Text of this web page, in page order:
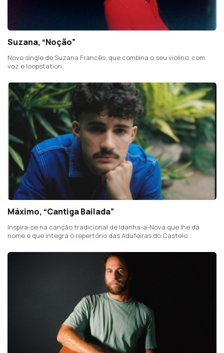
Suzana, “Noção”
Novo single de Suzana Francês, que combina o seu violino, com
voz e loopstation.
Máximo, “Cantiga Bailada”
Inspira-se na canção tradicional de Idanha-a-Nova que lhe dá
nome e que integra o repertório das Adufeiras do Castelo.